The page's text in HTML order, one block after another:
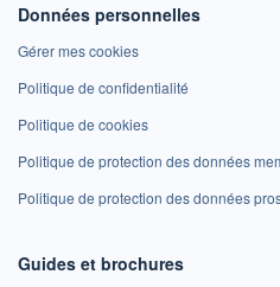
Données personnelles
Gérer mes cookies
Politique de confidentialité
Politique de cookies
Politique de protection des données
Politique de protection des données
Guides et brochures